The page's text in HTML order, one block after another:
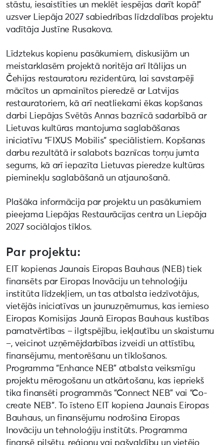
stāstu, iesaistīties un meklēt iespējas darīt kopā!”
uzsver Liepāja 2027 sabiedrības līdzdalības projektu
vadītāja Justīne Rusakova.
Līdztekus kopienu pasākumiem, diskusijām un
meistarklasēm projektā noritēja arī Itālijas un
Čehijas restauratoru rezidentūra, lai savstarpēji
mācītos un apmainītos pieredzē ar Latvijas
restauratoriem, kā arī neatliekami ēkas kopšanas
darbi Liepājas Svētās Annas baznīcā sadarbībā ar
Lietuvas kultūras mantojuma saglabāšanas
iniciatīvu “FIXUS Mobilis” speciālistiem. Kopšanas
darbu rezultātā ir salabots baznīcas torņu jumta
segums, kā arī iepazīta Lietuvas pieredze kultūras
pieminekļu saglabāšanā un atjaunošanā.
Plašāka informācija par projektu un pasākumiem
pieejama Liepājas Restaurācijas centra un Liepāja
2027 sociālajos tīklos.
Par projektu:
EIT kopienas Jaunais Eiropas Bauhaus (NEB) tiek
finansēts par Eiropas Inovāciju un tehnoloģiju
institūta līdzekļiem, un tas atbalsta iedzīvotājus,
vietējās iniciatīvas un jaunuzņēmumus, kas iemieso
Eiropas Komisijas Jaunā Eiropas Bauhaus kustības
pamatvērtības – ilgtspējību, iekļautību un skaistumu
–, veicinot uzņēmējdarbības izveidi un attīstību,
finansējumu, mentorēšanu un tīklošanos.
Programma “Enhance NEB” atbalsta veiksmīgu
projektu mērogošanu un atkārtošanu, kas iepriekš
tika finansēti programmās “Connect NEB” vai “Co-
create NEB”. To īsteno EIT kopiena Jaunais Eiropas
Bauhaus, un finansējumu nodrošina Eiropas
Inovāciju un tehnoloģiju institūts. Programma
finansē pilsētu, reģionu vai pašvaldību un vietējo